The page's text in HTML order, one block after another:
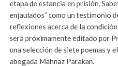
etapa de estancia en prisión,
enjaulados” como un testimonio
reflexiones acerca de la
será próximamente editado por
una selección de siete poemas y
abogada Mahnaz Parakan.